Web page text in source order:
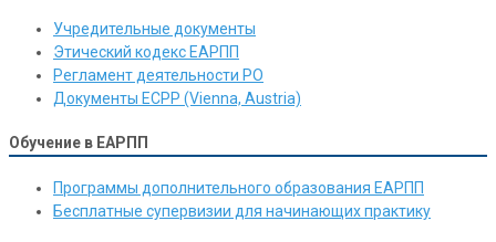
Учредительные документы
Этический кодекс ЕАРПП
Регламент деятельности РО
Документы ЕСРР (Vienna, Austria)
Обучение в ЕАРПП
Программы дополнительного образования ЕАРПП
Бесплатные супервизии для начинающих практику